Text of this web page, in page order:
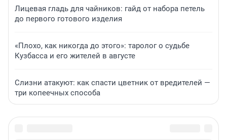
Лицевая гладь для чайников: гайд от набора петель
до первого готового изделия
«Плохо, как никогда до этого»: таролог о судьбе
Кузбасса и его жителей в августе
Слизни атакуют: как спасти цветник от вредителей —
три копеечных способа